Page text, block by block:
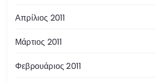
Απρίλιος 2011
Μάρτιος 2011
Φεβρουάριος 2011